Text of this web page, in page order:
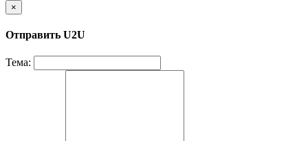
×
Отправить U2U
Тема: